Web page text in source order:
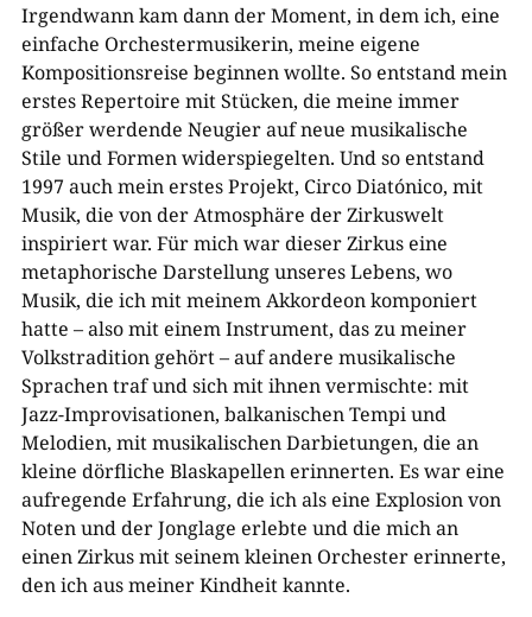
Irgendwann kam dann der Moment, in dem ich, eine
einfache Orchestermusikerin, meine eigene
Kompositionsreise beginnen wollte. So entstand mein
erstes Repertoire mit Stücken, die meine immer
größer werdende Neugier auf neue musikalische
Stile und Formen widerspiegelten. Und so entstand
1997 auch mein erstes Projekt, Circo Diatónico, mit
Musik, die von der Atmosphäre der Zirkuswelt
inspiriert war. Für mich war dieser Zirkus eine
metaphorische Darstellung unseres Lebens, wo
Musik, die ich mit meinem Akkordeon komponiert
hatte – also mit einem Instrument, das zu meiner
Volkstradition gehört – auf andere musikalische
Sprachen traf und sich mit ihnen vermischte: mit
Jazz-Improvisationen, balkanischen Tempi und
Melodien, mit musikalischen Darbietungen, die an
kleine dörfliche Blaskapellen erinnerten. Es war eine
aufregende Erfahrung, die ich als eine Explosion von
Noten und der Jonglage erlebte und die mich an
einen Zirkus mit seinem kleinen Orchester erinnerte,
den ich aus meiner Kindheit kannte.